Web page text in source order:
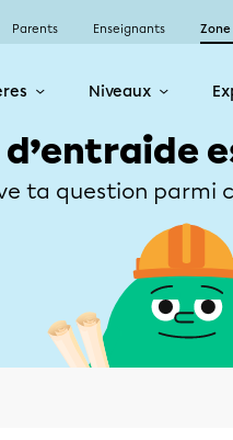
Parents Enseignants
Niveaux
d’entraide
ta question parmi